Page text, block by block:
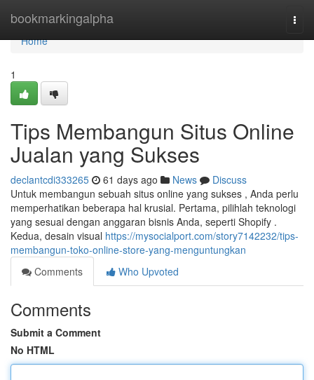
bookmarkingalpha
Home
Home
1
Tips Membangun Situs Online
Jualan yang Sukses
declantcdi333265 61 days ago News
Discuss
Untuk membangun sebuah situs online yang sukses , Anda perlu
memperhatikan beberapa hal krusial. Pertama, pilihlah teknologi
yang sesuai dengan anggaran bisnis Anda, seperti Shopify .
Kedua, desain visual https://mysocialport.com/story7142232/tips-
membangun-toko-online-store-yang-menguntungkan
Comments
Who Upvoted
Comments
Submit a Comment
No HTML